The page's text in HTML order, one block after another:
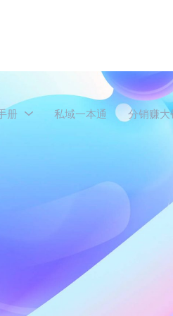
册 私域一本通 分销赚大